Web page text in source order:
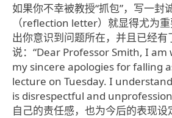
如果你不幸被教授“抓包”，写一封
（reflection letter）就显得尤为
出你意识到问题所在，并且已经有
说：“Dear Professor Smith, I
my sincere apologies for falling
lecture on Tuesday. I
is disrespectful and
自己的责任感，也为今后的表现设